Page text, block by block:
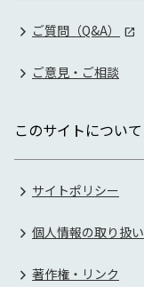
ご質問（Q&A）
ご意見・ご相談
このサイトについて
サイトポリシー
個人情報の取り扱い
著作権・リンク